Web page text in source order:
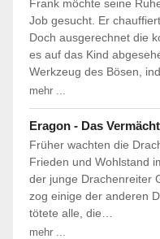
Frank möchte seine
Job gesucht. Er
Doch ausgerechnet die
es auf das Kind
Werkzeug des Bösen,
mehr ...
Eragon - Das
Früher wachten die
Frieden und Wohlstand
der junge Drachenreiter
zog einige der anderen
tötete alle, die…
mehr ...